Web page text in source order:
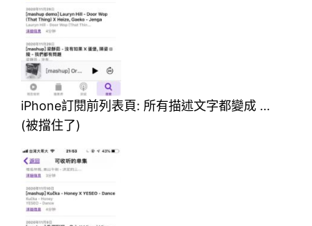
iPhone訂閱前列表頁: 所有描述文字都變成 …
(被擋住了)